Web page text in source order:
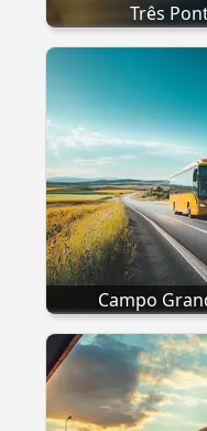
Três
Campo